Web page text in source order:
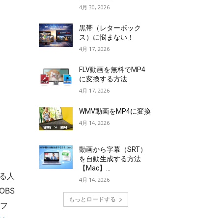
人
4月 30, 2026
黒帯（レターボック
ス）に悩まない！
4月 17, 2026
FLV動画を無料でMP4
に変換する方法
4月 17, 2026
WMV動画をMP4に変換
4月 14, 2026
動画から字幕（SRT）
を自動生成する方法
【Mac】...
4月 14, 2026
もっとロードする